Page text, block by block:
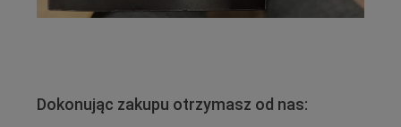
Dokonując zakupu otrzymasz od nas: